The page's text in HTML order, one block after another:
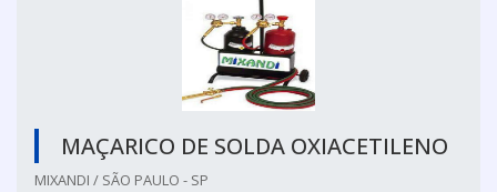
MAÇARICO DE SOLDA OXIACETILENO
MIXANDI / SÃO PAULO - SP